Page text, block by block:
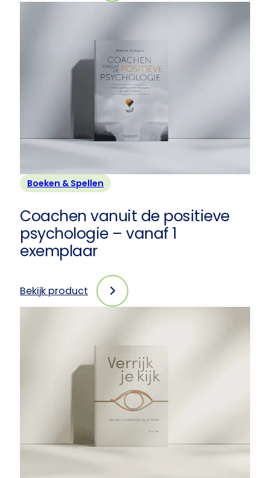
stappen
zelfbewuster
samenwerken
vanaf
exemplaren
Boeken & Spellen
Coachen vanuit de positieve
psychologie – vanaf 1
exemplaar
Bekijk product
:
positieve
psychologie
vanaf
exemplaar